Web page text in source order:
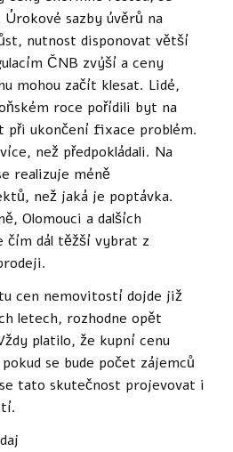
sazby úvěrů na
nutnost disponovat větší
ČNB zvýší a ceny
mohou začít klesat. Lidé,
roce pořídili byt na
při ukončení fixace problém.
než předpokládali. Na
realizuje méně
než jaká je poptávka.
Olomouci a dalších
čím dál těžší vybrat z
cen nemovitostí dojde již
letech, rozhodne opět
platilo, že kupní cenu
se bude počet zájemců
tato skutečnost projevovat i